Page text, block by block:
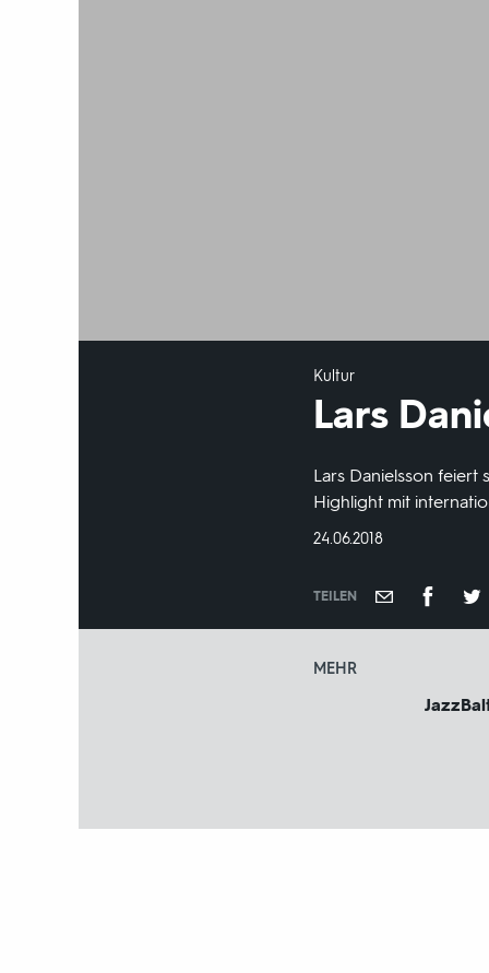
Kultur
Lars
Lars Danielsson feiert
Highlight mit
DATUM:
24.06.2018
TEILEN
MEHR